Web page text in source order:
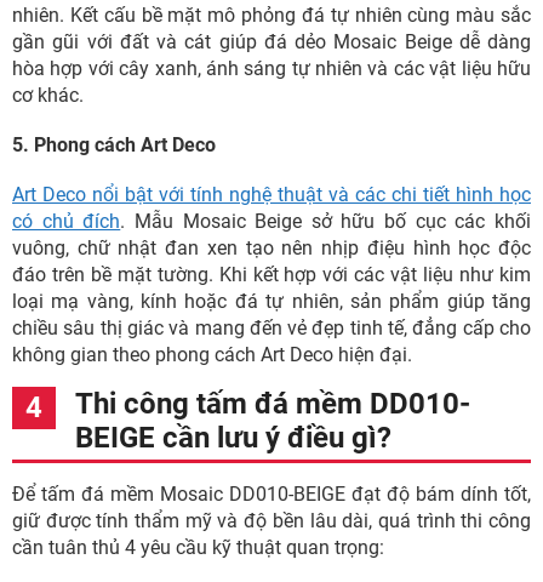
nhiên. Kết cấu bề mặt mô phỏng đá tự nhiên cùng màu sắc
gần gũi với đất và cát giúp đá dẻo Mosaic Beige dễ dàng
hòa hợp với cây xanh, ánh sáng tự nhiên và các vật liệu hữu
cơ khác.
5. Phong cách Art Deco
Art Deco nổi bật với tính nghệ thuật và các chi tiết hình học
có chủ đích. Mẫu Mosaic Beige sở hữu bố cục các khối
vuông, chữ nhật đan xen tạo nên nhịp điệu hình học độc
đáo trên bề mặt tường. Khi kết hợp với các vật liệu như kim
loại mạ vàng, kính hoặc đá tự nhiên, sản phẩm giúp tăng
chiều sâu thị giác và mang đến vẻ đẹp tinh tế, đẳng cấp cho
không gian theo phong cách Art Deco hiện đại.
Thi công tấm đá mềm DD010-
BEIGE cần lưu ý điều gì?
Để tấm đá mềm Mosaic DD010-BEIGE đạt độ bám dính tốt,
giữ được tính thẩm mỹ và độ bền lâu dài, quá trình thi công
cần tuân thủ 4 yêu cầu kỹ thuật quan trọng: